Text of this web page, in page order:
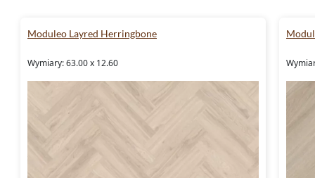
Moduleo Layred Herringbone
Wymiary: 63.00 x 12.60